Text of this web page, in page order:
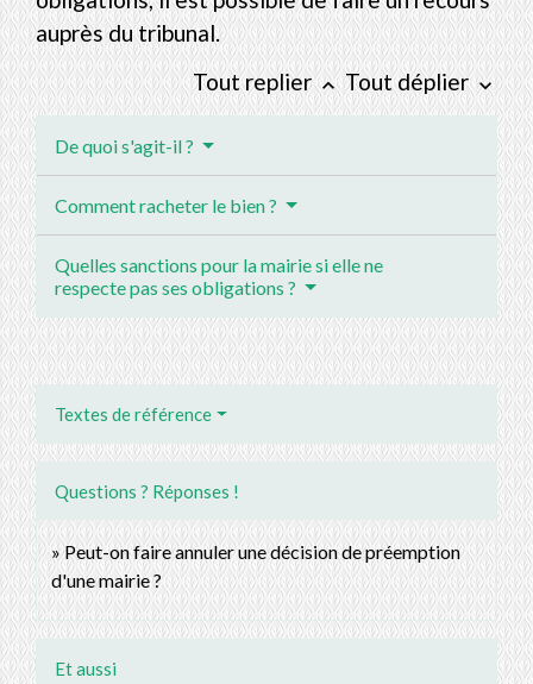
auprès du tribunal.
Tout replier keyboard_arrow_up Tout déplierkeyboard_arrow_down
De quoi s'agit-il ?
Comment racheter le bien ?
Quelles sanctions pour la mairie si elle ne
respecte pas ses obligations ?
Textes de référence
Questions ? Réponses !
Peut-on faire annuler une décision de préemption
d'une mairie ?
Et aussi